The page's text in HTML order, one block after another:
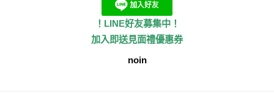
！LINE好友募集中！
加入即送見面禮優惠券
noin